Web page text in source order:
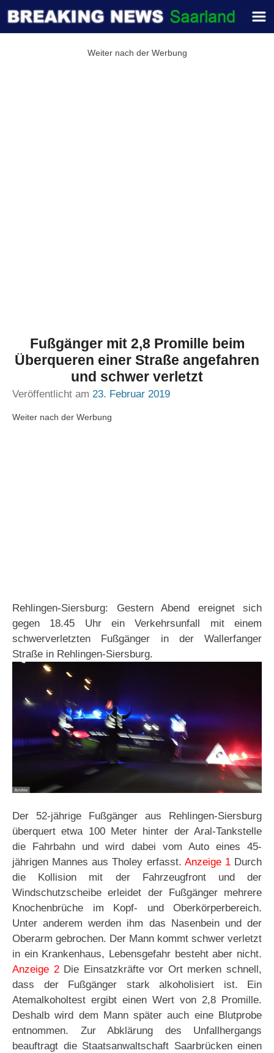
Weiter nach der Werbung
Fußgänger mit 2,8 Promille beim
Überqueren einer Straße angefahren
und schwer verletzt
Veröffentlicht am 23. Februar 2019
Weiter nach der Werbung
Rehlingen-Siersburg: Gestern Abend ereignet sich
gegen 18.45 Uhr ein Verkehrsunfall mit einem
schwerverletzten Fußgänger in der Wallerfanger
Straße in Rehlingen-Siersburg.
Der 52-jährige Fußgänger aus Rehlingen-Siersburg
überquert etwa 100 Meter hinter der Aral-Tankstelle
die Fahrbahn und wird dabei vom Auto eines 45-
jährigen Mannes aus Tholey erfasst. Anzeige 1Durch
die Kollision mit der Fahrzeugfront und der
Windschutzscheibe erleidet der Fußgänger mehrere
Knochenbrüche im Kopf- und Oberkörperbereich.
Unter anderem werden ihm das Nasenbein und der
Oberarm gebrochen. Der Mann kommt schwer verletzt
in ein Krankenhaus, Lebensgefahr besteht aber nicht.
Anzeige 2Die Einsatzkräfte vor Ort merken schnell,
dass der Fußgänger stark alkoholisiert ist. Ein
Atemalkoholtest ergibt einen Wert von 2,8 Promille.
Deshalb wird dem Mann später auch eine Blutprobe
entnommen. Zur Abklärung des Unfallhergangs
beauftragt die Staatsanwaltschaft Saarbrücken einen